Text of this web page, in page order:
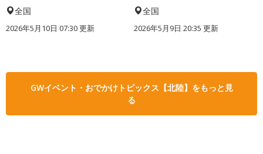
全国
2026年5月10日 07:30 更新
全国
2026年5月9日 20:35 更新
GWイベント・おでかけトピックス【北陸】をもっと見
る